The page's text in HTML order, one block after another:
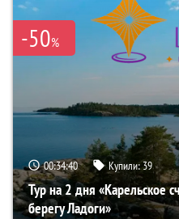
-50%
00:34:38 Купили:39
Тур на 2 дня «Карельское
берегу Ладоги»